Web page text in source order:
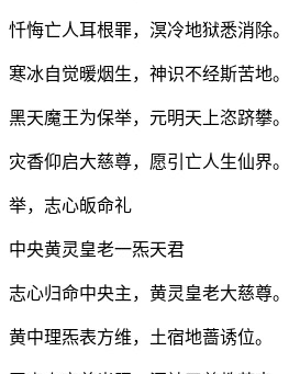
忏悔亡人耳根罪，溟冷地狱悉消除。
寒冰自觉暖烟生，神识不经斯苦地。
黑天魔王为保举，元明天上恣跻攀。
灾香仰启大慈尊，愿引亡人生仙界。
举，志心皈命礼
中央黄灵皇老一炁天君
志心归命中央主，黄灵皇老大慈尊。
黄中理炁表方维，土宿地蔷诱位。